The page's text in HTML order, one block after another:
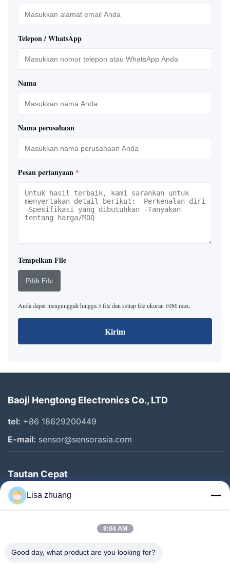
Telepon / WhatsApp
Nama
Nama perusahaan
Pesan pertanyaan *
Tempelkan File
Pilih File
Anda dapat mengunggah hingga 5 file dan setiap file ukuran 10M max.
Kirim
Baoji Hengtong Electronics Co., LTD
tel: +86 18629200449
E-mail: sensor@sensorasia.com
Tautan Cepat
Rumah
Produk
Tentang Kami
Lisa zhuang
8:04 AM
Good day, what product are you looking for?